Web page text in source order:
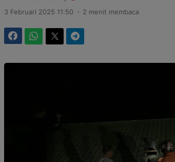
3 Februari 2025 11:50 . 2 menit membaca